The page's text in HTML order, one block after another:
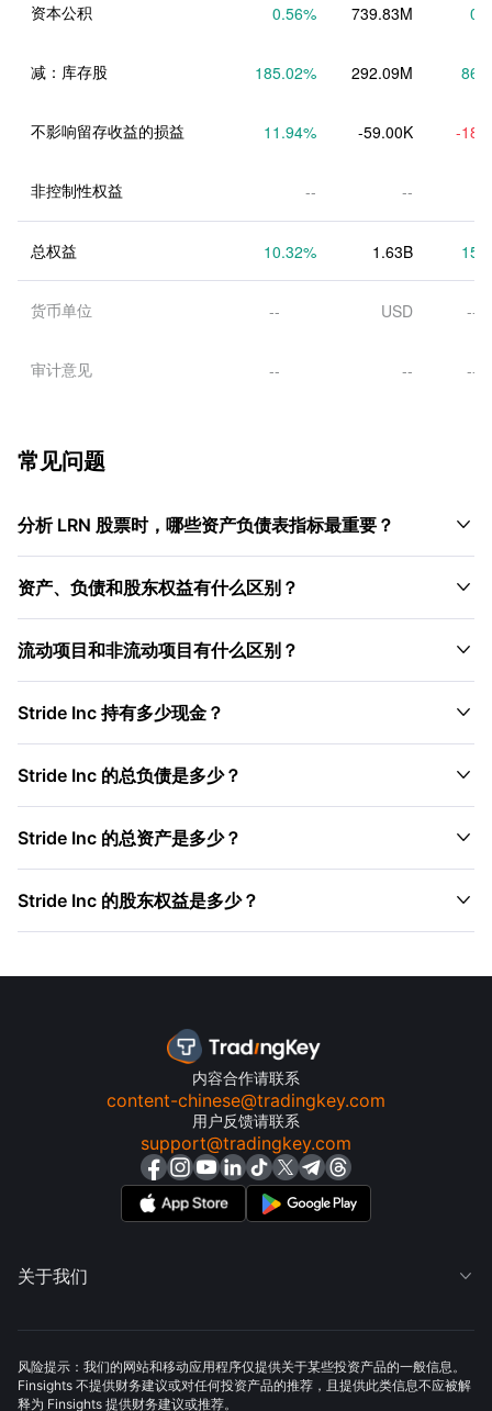
资本公积 0.56% 739.83M
减：库存股 185.02% 292.09M
不影响留存收益的损益 11.94% -59.00K -
非控制性权益 -- --
总权益 10.32% 1.63B
货币单位 -- USD --
审计意见 -- -- --
常见问题
分析 LRN 股票时，哪些资产负债表指标最重要？ 
资产、负债和股东权益有什么区别？ 
流动项目和非流动项目有什么区别？ 
Stride Inc 持有多少现金？ 
Stride Inc 的总负债是多少？ 
Stride Inc 的总资产是多少？ 
Stride Inc 的股东权益是多少？ 
内容合作请联系
content-chinese@tradingkey.com
用户反馈请联系
support@tradingkey.com
关于我们 
风险提示：我们的网站和移动应用程序仅提供关于某些投资产品的一般信息。
Finsights 不提供财务建议或对任何投资产品的推荐，且提供此类信息不应被解
释为 Finsights 提供财务建议或推荐。